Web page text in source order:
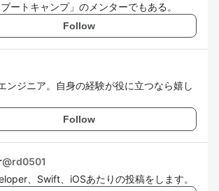
ートキャンプ」のメンターでもある。
Follow
ンジニア。自身の経験が役に立つなら嬉し
Follow
@rd0501
、Swift、iOSあたりの投稿をします。